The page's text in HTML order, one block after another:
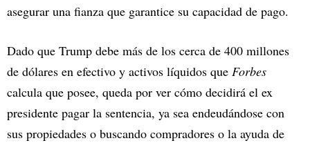
asegurar una fianza que garantice su capacidad de pago.
Dado que Trump debe más de los cerca de 400 millones
de dólares en efectivo y activos líquidos que Forbes
calcula que posee, queda por ver cómo decidirá el ex
presidente pagar la sentencia, ya sea endeudándose con
sus propiedades o buscando compradores o la ayuda de